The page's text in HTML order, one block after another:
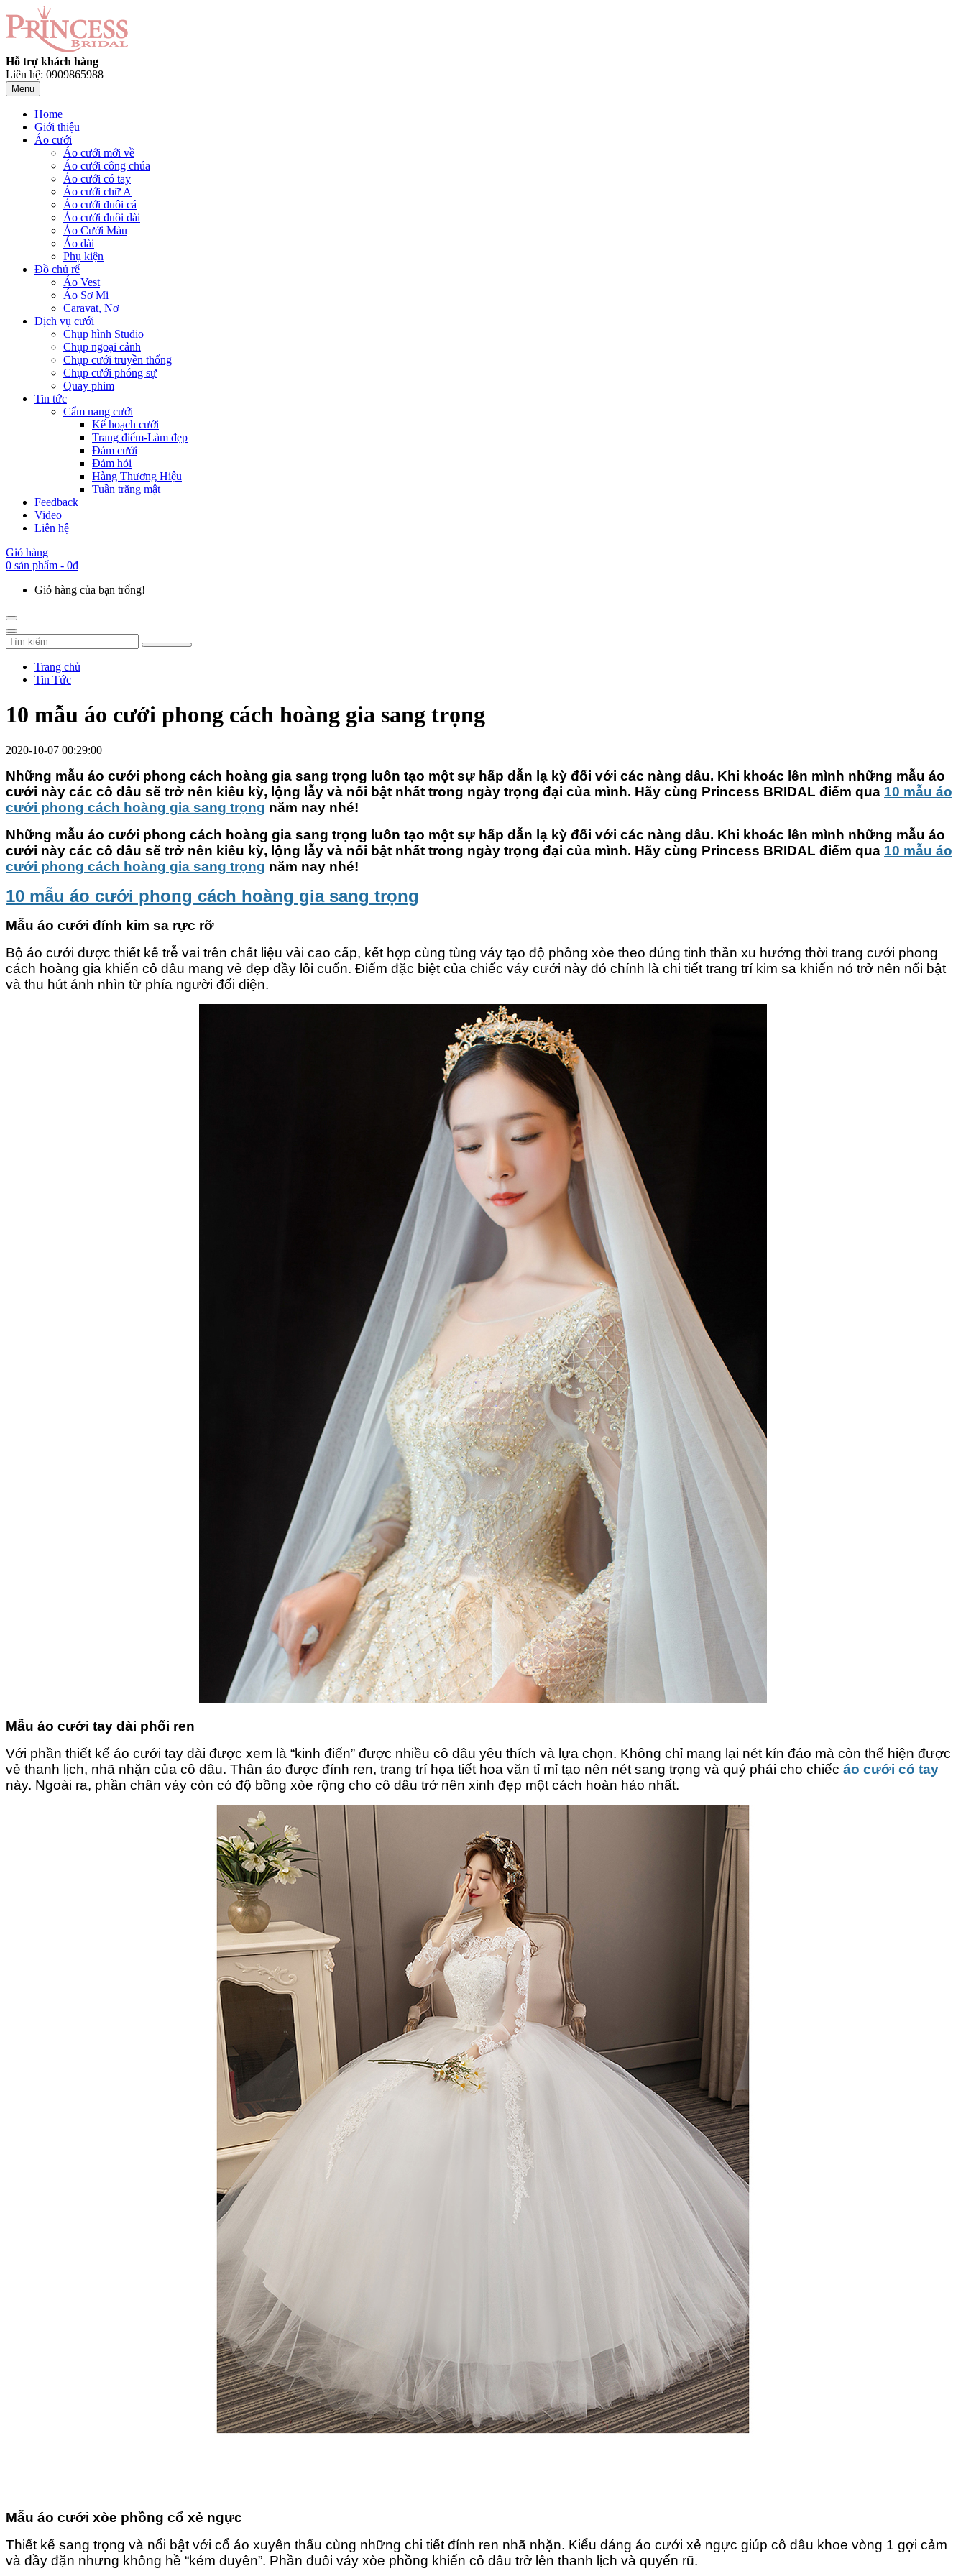
Hỗ trợ khách hàng
Liên hệ: 0909865988
Menu
Home
Giới thiệu
Áo cưới
Áo cưới mới về
Áo cưới công chúa
Áo cưới có tay
Áo cưới chữ A
Áo cưới đuôi cá
Áo cưới đuôi dài
Áo Cưới Màu
Áo dài
Phụ kiện
Đồ chú rể
Áo Vest
Áo Sơ Mi
Caravat, Nơ
Dịch vụ cưới
Chụp hình Studio
Chụp ngoại cảnh
Chụp cưới truyền thống
Chụp cưới phóng sự
Quay phim
Tin tức
Cẩm nang cưới
Kế hoạch cưới
Trang điểm-Làm đẹp
Đám cưới
Đám hỏi
Hàng Thương Hiệu
Tuần trăng mật
Feedback
Video
Liên hệ
Giỏ hàng
0 sản phẩm - 0đ
Giỏ hàng của bạn trống!
Trang chủ
Tin Tức
10 mẫu áo cưới phong cách hoàng gia sang trọng
2020-10-07 00:29:00
Những mẫu áo cưới phong cách hoàng gia sang trọng luôn tạo một sự hấp dẫn lạ kỳ đối với các nàng dâu. Khi khoác lên mình những mẫu áo
cưới này các cô dâu sẽ trở nên kiêu kỳ, lộng lẫy và nổi bật nhất trong ngày trọng đại của mình. Hãy cùng Princess BRIDAL điểm qua 10 mẫu áo
cưới phong cách hoàng gia sang trọng năm nay nhé!
Những mẫu áo cưới phong cách hoàng gia sang trọng luôn tạo một sự hấp dẫn lạ kỳ đối với các nàng dâu. Khi khoác lên mình những mẫu áo
cưới này các cô dâu sẽ trở nên kiêu kỳ, lộng lẫy và nổi bật nhất trong ngày trọng đại của mình. Hãy cùng Princess BRIDAL điểm qua 10 mẫu áo
cưới phong cách hoàng gia sang trọng năm nay nhé!
10 mẫu áo cưới phong cách hoàng gia sang trọng
Mẫu áo cưới đính kim sa rực rỡ
Bộ áo cưới được thiết kế trễ vai trên chất liệu vải cao cấp, kết hợp cùng tùng váy tạo độ phồng xòe theo đúng tinh thần xu hướng thời trang cưới phong
cách hoàng gia khiến cô dâu mang vẻ đẹp đầy lôi cuốn. Điểm đặc biệt của chiếc váy cưới này đó chính là chi tiết trang trí kim sa khiến nó trở nên nổi bật
và thu hút ánh nhìn từ phía người đối diện.
Mẫu áo cưới tay dài phối ren
Với phần thiết kế áo cưới tay dài được xem là “kinh điển” được nhiều cô dâu yêu thích và lựa chọn. Không chỉ mang lại nét kín đáo mà còn thể hiện được
vẻ thanh lịch, nhã nhặn của cô dâu. Thân áo được đính ren, trang trí họa tiết hoa văn tỉ mỉ tạo nên nét sang trọng và quý phái cho chiếc áo cưới có tay
này. Ngoài ra, phần chân váy còn có độ bồng xòe rộng cho cô dâu trở nên xinh đẹp một cách hoàn hảo nhất.
Mẫu áo cưới xòe phồng cổ xẻ ngực
Thiết kế sang trọng và nổi bật với cổ áo xuyên thấu cùng những chi tiết đính ren nhã nhặn. Kiểu dáng áo cưới xẻ ngực giúp cô dâu khoe vòng 1 gợi cảm
và đầy đặn nhưng không hề “kém duyên”. Phần đuôi váy xòe phồng khiến cô dâu trở lên thanh lịch và quyến rũ.